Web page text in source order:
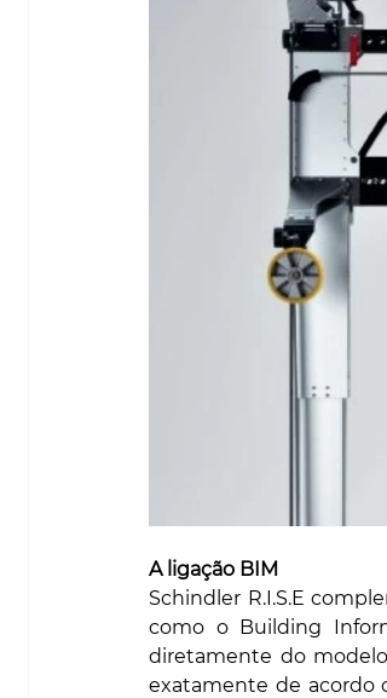
A ligação BIM
Schindler R.I.S.E
como o Building
diretamente do
exatamente de acordo